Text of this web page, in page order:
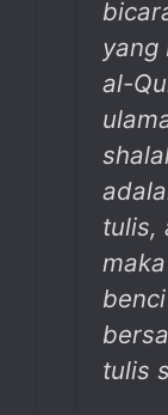
yang
al-
tulis,
tulis